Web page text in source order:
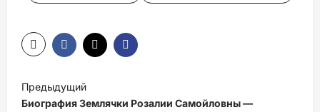
а
Предыдущий
Биография Землячки Розалии Самойловны —